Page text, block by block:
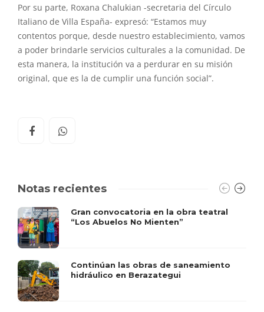
Por su parte, Roxana Chalukian -secretaria del Círculo
Italiano de Villa España- expresó: “Estamos muy
contentos porque, desde nuestro establecimiento, vamos
a poder brindarle servicios culturales a la comunidad. De
esta manera, la institución va a perdurar en su misión
original, que es la de cumplir una función social”.
Notas recientes
Gran convocatoria en la obra teatral
“Los Abuelos No Mienten”
Continúan las obras de saneamiento
hidráulico en Berazategui